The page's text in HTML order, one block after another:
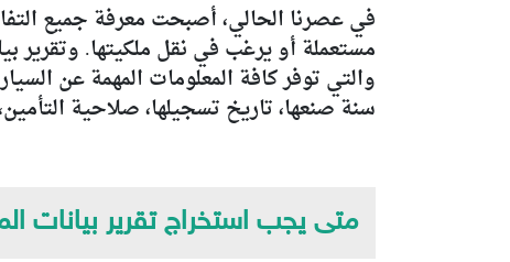
في عصرنا الحالي، أصبحت معرفة جميع
مستعملة أو يرغب في نقل ملكيتها. وتقرير
والتي توفر كافة المعلومات المهمة عن
سنة صنعها، تاريخ تسجيلها، صلاحية
متى يجب استخراج تقرير بيانات